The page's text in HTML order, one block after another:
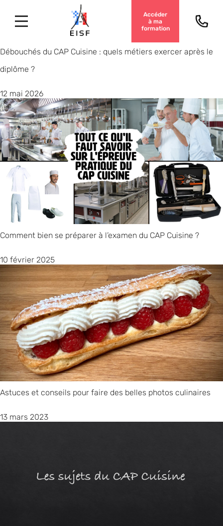
Accéder
à ma
formation
Débouchés du CAP Cuisine : quels métiers exercer après le
diplôme ?
12 mai 2026
Comment bien se préparer à l’examen du CAP Cuisine ?
10 février 2025
Astuces et conseils pour faire des belles photos culinaires
13 mars 2023